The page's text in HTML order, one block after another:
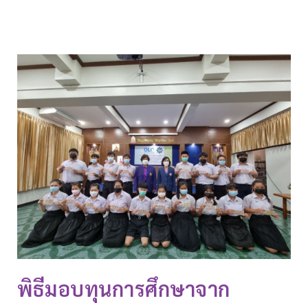
พิธีมอบทุนการศึกษาจาก